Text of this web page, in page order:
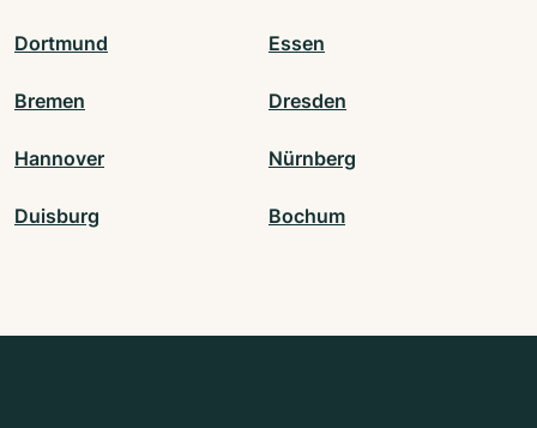
Dortmund Essen
Bremen Dresden
Hannover Nürnberg
Duisburg Bochum